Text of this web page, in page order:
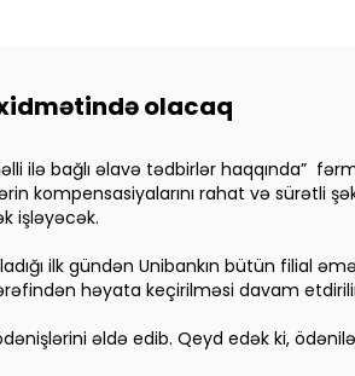
olacaq
ilə bağlı əlavə tədbirlər haqqında”
kompensasiyalarını rahat və sürətli
işləyəcək.
ilk gündən Unibankın bütün filial
həyata keçirilməsi davam
əldə edib. Qeyd edək ki,